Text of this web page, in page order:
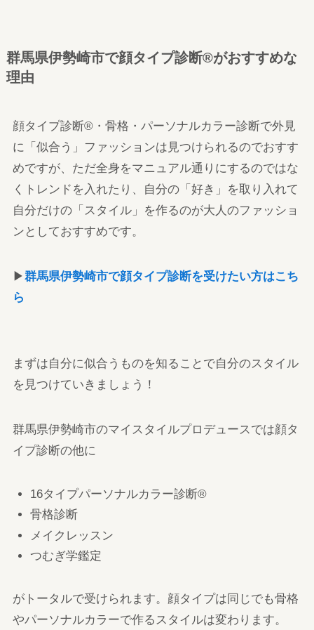
群馬県伊勢崎市で顔タイプ診断®がおすすめな
理由
顔タイプ診断®・骨格・パーソナルカラー診断で外見
に「似合う」ファッションは見つけられるのでおすす
めですが、ただ全身をマニュアル通りにするのではな
くトレンドを入れたり、自分の「好き」を取り入れて
自分だけの「スタイル」を作るのが大人のファッショ
ンとしておすすめです。
▶群馬県伊勢崎市で顔タイプ診断を受けたい方はこち
ら
まずは自分に似合うものを知ることで自分のスタイル
を見つけていきましょう！
群馬県伊勢崎市のマイスタイルプロデュースでは顔タ
イプ診断の他に
16タイプパーソナルカラー診断®
骨格診断
メイクレッスン
つむぎ学鑑定
がトータルで受けられます。顔タイプは同じでも骨格
やパーソナルカラーで作るスタイルは変わります。